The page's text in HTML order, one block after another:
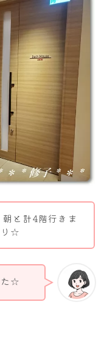
と計4階行きま
り☆
た☆